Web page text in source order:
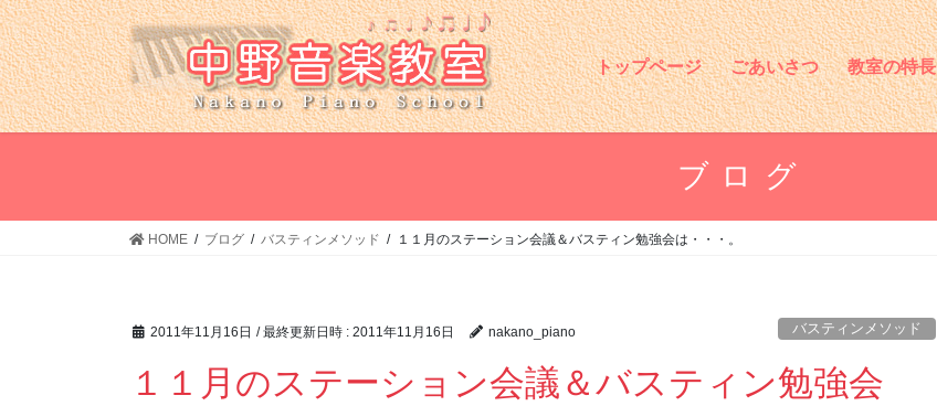
コ
ン
テ
ン
ツ
ッ
ナ
ビ
ゲ
ー
シ
移
トップページ ごあいさつ 教室の特長
ブログ
HOME ブログ バスティンメソッド １１月のステーション会議＆バスティン勉強会は・・・。
2011年11月16日 / 最終更新日時 : 2011年11月16日 nakano_piano バスティンメソッド
１１月のステーション会議＆バスティン勉強会